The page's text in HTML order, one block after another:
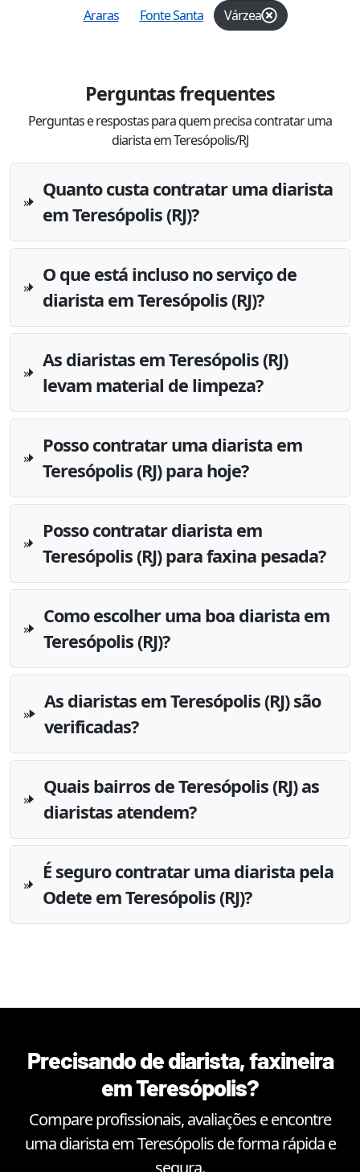
Araras Fonte Santa Várzea
Perguntas frequentes
Perguntas e respostas para quem precisa contratar uma
diarista em Teresópolis/RJ
Quanto custa contratar uma diarista
em Teresópolis (RJ)?
O que está incluso no serviço de
diarista em Teresópolis (RJ)?
As diaristas em Teresópolis (RJ)
levam material de limpeza?
Posso contratar uma diarista em
Teresópolis (RJ) para hoje?
Posso contratar diarista em
Teresópolis (RJ) para faxina pesada?
Como escolher uma boa diarista em
Teresópolis (RJ)?
As diaristas em Teresópolis (RJ) são
verificadas?
Quais bairros de Teresópolis (RJ) as
diaristas atendem?
É seguro contratar uma diarista pela
Odete em Teresópolis (RJ)?
Precisando de diarista, faxineira
emTeresópolis?
Compare profissionais, avaliações e encontre
uma diarista emTeresópolisde forma rápida e
segura.